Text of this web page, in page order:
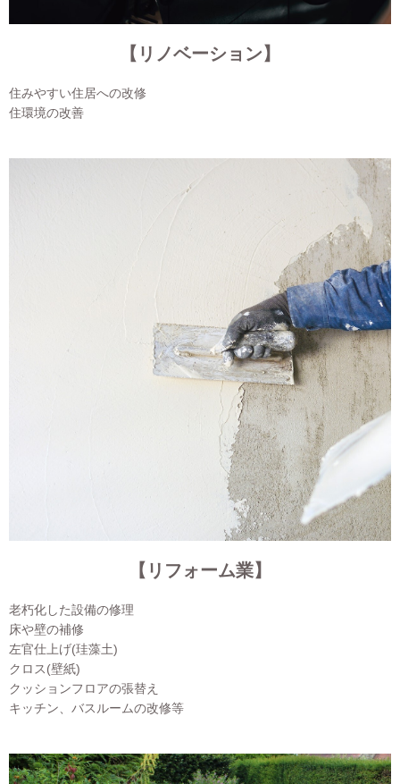
【リノベーション】
住みやすい住居への改修
住環境の改善
【リフォーム業】
老朽化した設備の修理
床や壁の補修
左官仕上げ(珪藻土)
クロス(壁紙)
クッションフロアの張替え
キッチン、バスルームの改修等